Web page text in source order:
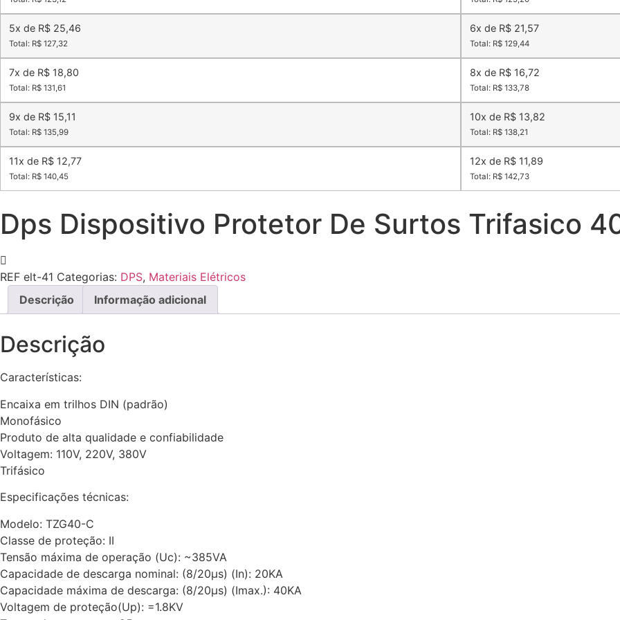
5x de R$ 25,46
Total: R$ 127,32
6x de R$ 21,57
Total: R$ 129,44
7x de R$ 18,80
Total: R$ 131,61
8x de R$ 16,72
Total: R$ 133,78
9x de R$ 15,11
Total: R$ 135,99
10x de R$ 13,82
Total: R$ 138,21
11x de R$ 12,77
Total: R$ 140,45
12x de R$ 11,89
Total: R$ 142,73
Dps Dispositivo Protetor De Surtos Trifasico
REF elt-41 Categorias: DPS, Materiais Elétricos
Descrição
Informação adicional
Descrição
Características:
Encaixa em trilhos DIN (padrão)
Monofásico
Produto de alta qualidade e confiabilidade
Voltagem: 110V, 220V, 380V
Trifásico
Especificações técnicas:
Modelo: TZG40-C
Classe de proteção: II
Tensão máxima de operação (Uc): ~385VA
Capacidade de descarga nominal: (8/20µs) (In): 20KA
Capacidade máxima de descarga: (8/20µs) (Imax.): 40KA
Voltagem de proteção(Up): =1.8KV